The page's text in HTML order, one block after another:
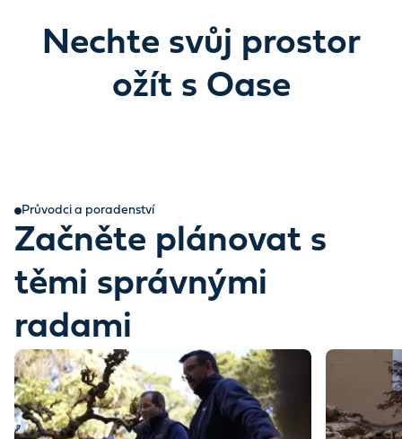
Nechte svůj prostor
ožít s Oase
Průvodci a poradenství
Začněte plánovat s
těmi správnými
radami